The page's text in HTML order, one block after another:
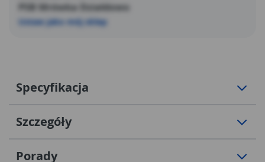
PSB Mrówka Działdowo
Ustaw jako mój sklep
Specyfikacja
Szczegóły
Porady